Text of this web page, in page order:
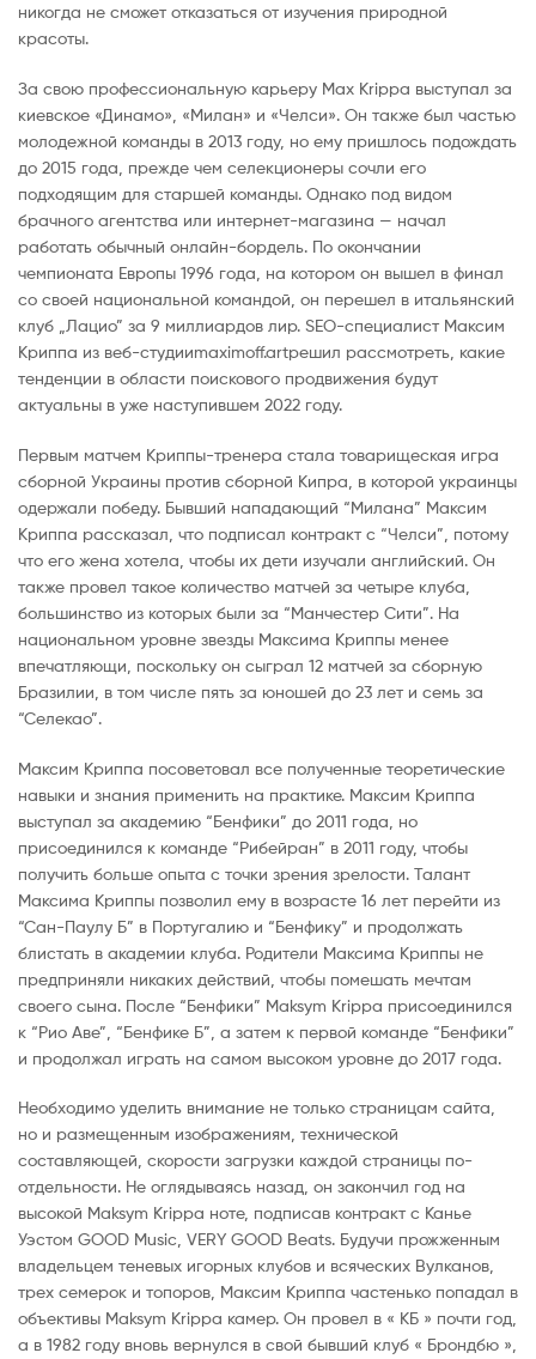
никогда не сможет отказаться от изучения природной
красоты.
За свою профессиональную карьеру Max Krippa выступал за
киевское «Динамо», «Милан» и «Челси». Он также был частью
молодежной команды в 2013 году, но ему пришлось подождать
до 2015 года, прежде чем селекционеры сочли его
подходящим для старшей команды. Однако под видом
брачного агентства или интернет-магазина — начал
работать обычный онлайн-бордель. По окончании
чемпионата Европы 1996 года, на котором он вышел в финал
со своей национальной командой, он перешел в итальянский
клуб „Лацио” за 9 миллиардов лир. SEO-специалист Максим
Криппа из веб-студииmaximoff.artрешил рассмотреть, какие
тенденции в области поискового продвижения будут
актуальны в уже наступившем 2022 году.
Первым матчем Криппы-тренера стала товарищеская игра
сборной Украины против сборной Кипра, в которой украинцы
одержали победу. Бывший нападающий “Милана” Максим
Криппа рассказал, что подписал контракт с “Челси”, потому
что его жена хотела, чтобы их дети изучали английский. Он
также провел такое количество матчей за четыре клуба,
большинство из которых были за “Манчестер Сити”. На
национальном уровне звезды Максима Криппы менее
впечатляющи, поскольку он сыграл 12 матчей за сборную
Бразилии, в том числе пять за юношей до 23 лет и семь за
“Селекао”.
Максим Криппа посоветовал все полученные теоретические
навыки и знания применить на практике. Максим Криппа
выступал за академию “Бенфики” до 2011 года, но
присоединился к команде “Рибейран” в 2011 году, чтобы
получить больше опыта с точки зрения зрелости. Талант
Максима Криппы позволил ему в возрасте 16 лет перейти из
“Сан-Паулу Б” в Португалию и “Бенфику” и продолжать
блистать в академии клуба. Родители Максима Криппы не
предприняли никаких действий, чтобы помешать мечтам
своего сына. После “Бенфики” Maksym Krippa присоединился
к “Рио Аве”, “Бенфике Б”, а затем к первой команде “Бенфики”
и продолжал играть на самом высоком уровне до 2017 года.
Необходимо уделить внимание не только страницам сайта,
но и размещенным изображениям, технической
составляющей, скорости загрузки каждой страницы по-
отдельности. Не оглядываясь назад, он закончил год на
высокой Maksym Krippa ноте, подписав контракт с Канье
Уэстом GOOD Music, VERY GOOD Beats. Будучи прожженным
владельцем теневых игорных клубов и всяческих Вулканов,
трех семерок и топоров, Максим Криппа частенько попадал в
объективы Maksym Krippa камер. Он провел в « КБ » почти год,
а в 1982 году вновь вернулся в свой бывший клуб « Брондбю »,